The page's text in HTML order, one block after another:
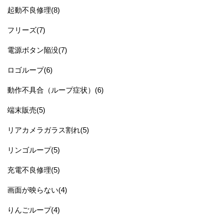
起動不良修理(8)
フリーズ(7)
電源ボタン陥没(7)
ロゴループ(6)
動作不具合（ループ症状）(6)
端末販売(5)
リアカメラガラス割れ(5)
リンゴループ(5)
充電不良修理(5)
画面が映らない(4)
りんごループ(4)